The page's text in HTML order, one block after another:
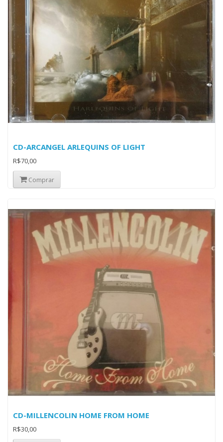
CD-ARCANGEL ARLEQUINS OF LIGHT
R$70,00
Comprar
CD-MILLENCOLIN HOME FROM HOME
R$30,00